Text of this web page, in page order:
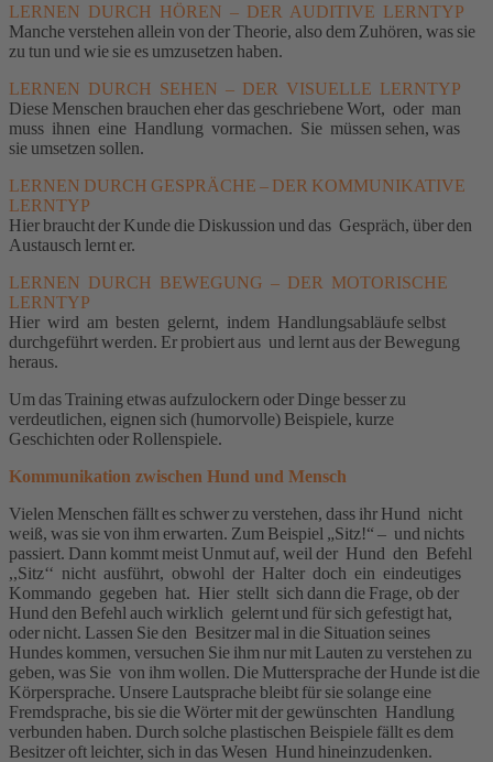
LERNEN DURCH HÖREN – DER AUDITIVE LERNTYP
Manche verstehen allein von der Theorie, also dem Zuhören, was sie
zu tun und wie sie es umzusetzen haben.
LERNEN DURCH SEHEN – DER VISUELLE LERNTYP
Diese Menschen brauchen eher das geschriebene Wort, oder man
muss ihnen eine Handlung vormachen. Sie müssen sehen, was
sie umsetzen sollen.
LERNEN DURCH GESPRÄCHE – DER KOMMUNIKATIVE
LERNTYP
Hier braucht der Kunde die Diskussion und das Gespräch, über den
Austausch lernt er.
LERNEN DURCH BEWEGUNG – DER MOTORISCHE
LERNTYP
Hier wird am besten gelernt, indem Handlungsabläufe selbst
durchgeführt werden. Er probiert aus und lernt aus der Bewegung
heraus.
Um das Training etwas aufzulockern oder Dinge besser zu
verdeutlichen, eignen sich (humorvolle) Beispiele, kurze
Geschichten oder Rollenspiele.
Kommunikation zwischen Hund und Mensch
Vielen Menschen fällt es schwer zu verstehen, dass ihr Hund nicht
weiß, was sie von ihm erwarten. Zum Beispiel „Sitz!“ – und nichts
passiert. Dann kommt meist Unmut auf, weil der Hund den Befehl
,,Sitz‘‘ nicht ausführt, obwohl der Halter doch ein eindeutiges
Kommando gegeben hat. Hier stellt sich dann die Frage, ob der
Hund den Befehl auch wirklich gelernt und für sich gefestigt hat,
oder nicht. Lassen Sie den Besitzer mal in die Situation seines
Hundes kommen, versuchen Sie ihm nur mit Lauten zu verstehen zu
geben, was Sie von ihm wollen. Die Muttersprache der Hunde ist die
Körpersprache. Unsere Lautsprache bleibt für sie solange eine
Fremdsprache, bis sie die Wörter mit der gewünschten Handlung
verbunden haben. Durch solche plastischen Beispiele fällt es dem
Besitzer oft leichter, sich in das Wesen Hund hineinzudenken.